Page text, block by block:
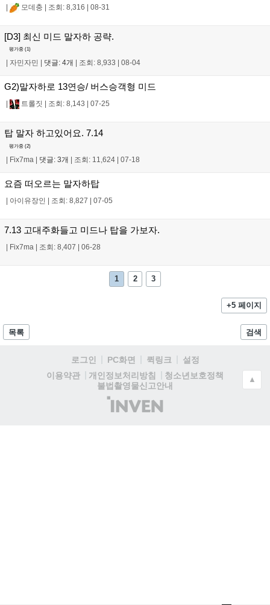
모데충 조회: 8,316 08-31
[D3] 최신 미드 말자하 공략.
평가중 (1)
자민자민 댓글: 4개 조회: 8,933 08-04
G2)말자하로 13연승/ 버스승객형 미드
트롤짓 조회: 8,143 07-25
탑 말자 하고있어요. 7.14
평가중 (2)
| Fix7ma | 댓글: 3개 | 조회: 11,624 | 07-18
요즘 떠오르는 말자하탑
| 아이유장인 | 조회: 8,827 | 07-05
7.13 고대주화들고 미드나 탑을 가보자.
| Fix7ma | 조회: 8,407 | 06-28
1 2 3
+5 페이지
목록 검색
로그인 PC화면 퀵링크
설정
이용약관
개인정보처리방침
청소년보호정책
불법촬영물신고안내
(주)
인
▲